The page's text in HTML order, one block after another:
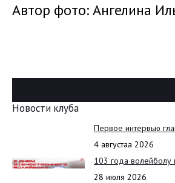
Автор фото: Ангелина
Новости клуба
Первое интервью
4 августаа 2026
103 года волейболу
28 июля 2026